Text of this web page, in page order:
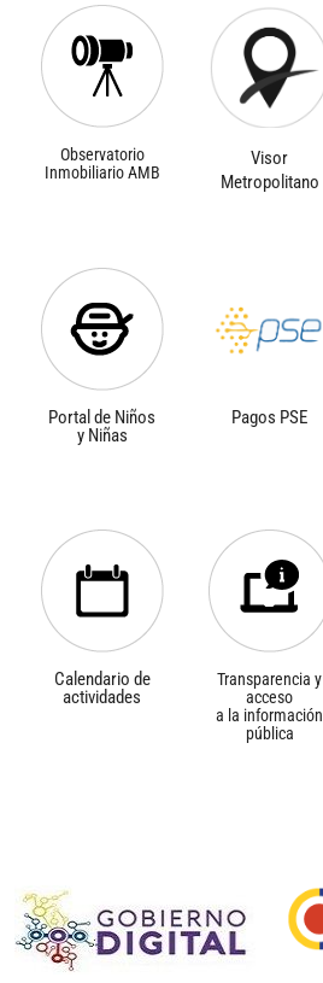
Observatorio
Inmobiliario AMB
Visor
Metropolitano
Portal de Niños
y Niñas
Pagos PSE
Calendario de
actividades
Transparencia y
acceso
a la información
pública